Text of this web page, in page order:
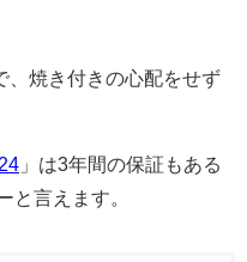
、焼き付きの心配をせず
」は3年間の保証もある
と言えます。